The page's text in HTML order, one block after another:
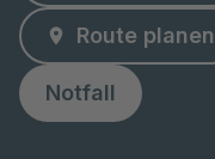
Route planen
Notfall